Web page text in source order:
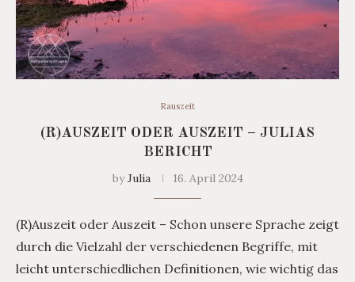
Rauszeit
(R)AUSZEIT ODER AUSZEIT – JULIAS
BERICHT
byJulia 16. April 2024
(R)Auszeit oder Auszeit – Schon unsere Sprache zeigt
durch die Vielzahl der verschiedenen Begriffe, mit
leicht unterschiedlichen Definitionen, wie wichtig das